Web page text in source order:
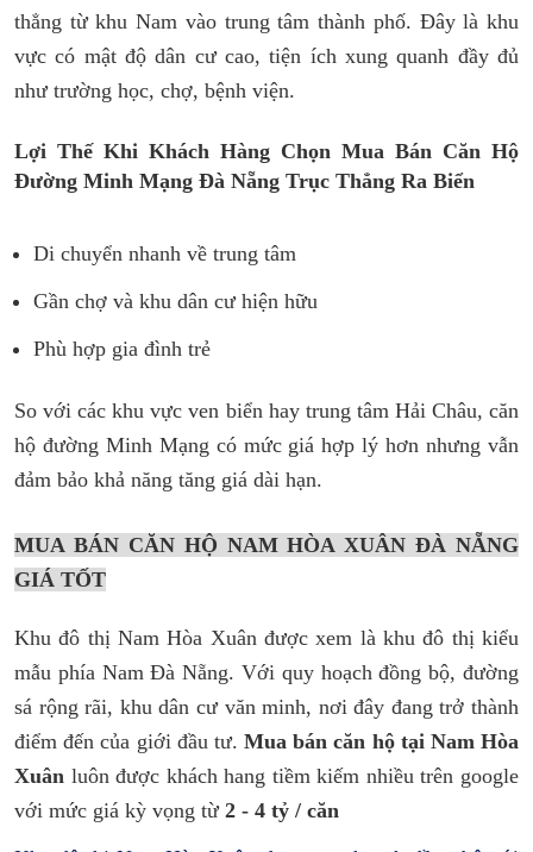
thẳng từ khu Nam vào trung tâm thành phố. Đây là khu
vực có mật độ dân cư cao, tiện ích xung quanh đầy đủ
như trường học, chợ, bệnh viện.
Lợi Thế Khi Khách Hàng Chọn Mua Bán Căn Hộ
Đường Minh Mạng Đà Nẵng Trục Thẳng Ra Biển
Di chuyển nhanh về trung tâm
Gần chợ và khu dân cư hiện hữu
Phù hợp gia đình trẻ
So với các khu vực ven biển hay trung tâm Hải Châu, căn
hộ đường Minh Mạng có mức giá hợp lý hơn nhưng vẫn
đảm bảo khả năng tăng giá dài hạn.
MUA BÁN CĂN HỘ NAM HÒA XUÂN ĐÀ NẴNG
GIÁ TỐT
Khu đô thị Nam Hòa Xuân được xem là khu đô thị kiểu
mẫu phía Nam Đà Nẵng. Với quy hoạch đồng bộ, đường
sá rộng rãi, khu dân cư văn minh, nơi đây đang trở thành
điểm đến của giới đầu tư. Mua bán căn hộ tại Nam Hòa
Xuân luôn được khách hang tiềm kiếm nhiều trên google
với mức giá kỳ vọng từ 2 - 4 tỷ / căn